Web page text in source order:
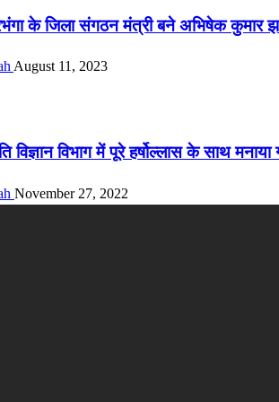
दरभंगा के जिला संगठन मंत्री बने अभिषेक कुमार
August 11, 2023
विज्ञान विभाग में पूरे हर्षोल्लास के साथ
November 27, 2022